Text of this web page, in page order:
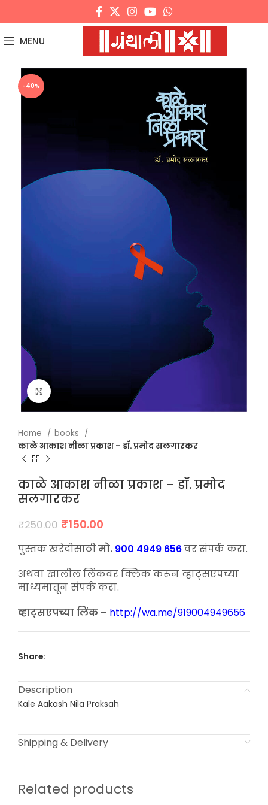
MENU
-40%
Home
books
काळे आकाश नीळा प्रकाश – डॉ. प्रमोद सलगारकर
काळे आकाश नीळा प्रकाश – डॉ. प्रमोद
सलगारकर
₹250.00 Original
was:
₹150.00
is:
पुस्तक खरेदीसाठीमो. 900 4949 656वर संपर्क करा.
अथवा खालील लिंकवर क्लिक करून व्हाट्सएपच्या
माध्यमातून संपर्क करा.
व्हाट्सएपच्या लिंक – http://wa.me/919004949656
Share:
Description
Kale Aakash Nila Praksah
Shipping & Delivery
Related products